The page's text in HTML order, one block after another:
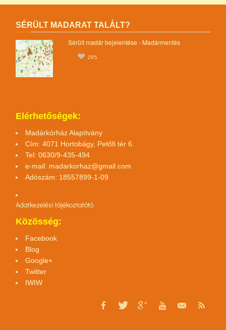
SÉRÜLT MADARAT TALÁLT?
Sérült madár bejelentése - Madármentés
295
Elérhetőségek:
Madárkórház Alapítvány
Cím: 4071 Hortobágy, Petőfi tér 6.
Tel: 0630/9-435-494
e-mail: madarkorhaz@gmail.com
Adószám: 18557899-1-09
Adatkezelési tájékoztatótó
Közösség:
Facebook
Blog
Google+
Twitter
IWIW